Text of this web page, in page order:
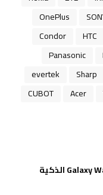
OnePlus
HTC
Condor
Panasonic
Sharp
evertek
Acer
CUBOT